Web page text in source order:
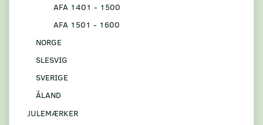
AFA 1401 - 1500
AFA 1501 - 1600
NORGE
SLESVIG
SVERIGE
ÅLAND
JULEMÆRKER